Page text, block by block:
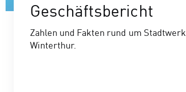
Geschäftsbericht
Zahlen und Fakten rund um Stadtwerk
Winterthur.